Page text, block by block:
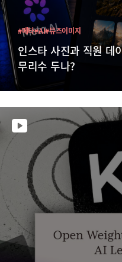
인스타 사진과 직원 데
무리수 두나?
#메타#AI#뮤즈이미지